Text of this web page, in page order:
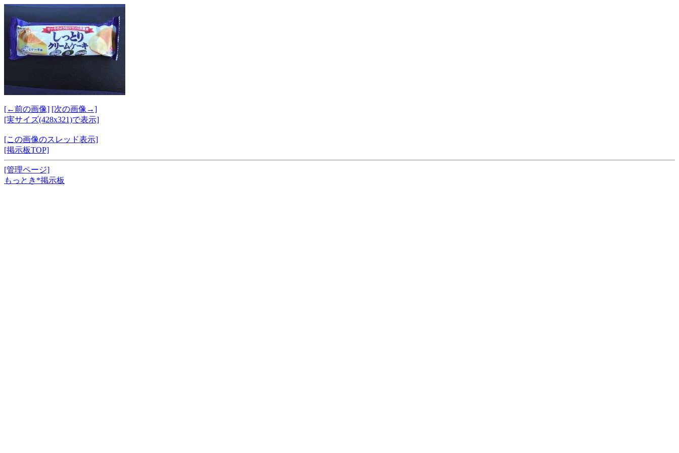
[←前の画像] [次の画像→]
[実サイズ(428x321)で表示]
[この画像のスレッド表示]
[掲示板TOP]
[管理ページ]
もっとき*掲示板